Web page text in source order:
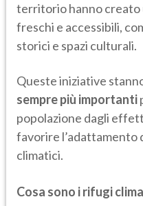
territorio hanno creato
freschi e accessibili,
storici e spazi culturali.
Queste iniziative
sempre più importanti
popolazione dagli
favorire l’adattamento
climatici.
Cosa sono i rifugi